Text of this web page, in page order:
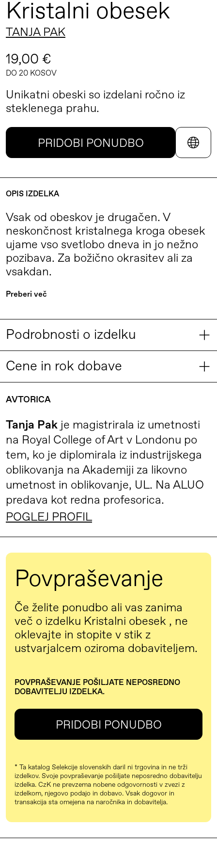
Kristalni obesek
TANJA PAK
19,00 €
DO 20 KOSOV
Unikatni obeski so izdelani ročno iz
steklenega prahu.
PRIDOBI PONUDBO
OPIS IZDELKA
Vsak od obeskov je drugačen. V
neskončnost kristalnega kroga obesek
ujame vso svetlobo dneva in jo nežno
pozibava. Za božično okrasitev ali za
vsakdan.
Za božično okrasitev ali za vsakdan.
ali tri ali visijo samostojno. Lahko so
dekoracija božičnega drevesa ali nam z
nežnimi odbleski svetlobe bogatijo in
lepšajo vsakdan. Lahko so podarjeni
kot posamezni objekti ali v
»bonboniernih« ročno izdelanih
številu po želji naročnika, vsak posebej
zavit v svilen papir. Ob krogih je na voljo
tudi variacija drugih oblik, tudi kapljic,
ali izdelava po želji naročnika pri
naročilu nad 120 kosov.
Preberi več
Podrobnosti o izdelku
DIMENZIJE
Premer obeska: med 65 mm in 100 mm
13–30 g
MATERIALI
MATERIAL
Kristalno steklo
POREKLO MATERIALOV
Nemčija
BARVE IN VARIACIJE
BARVE
RAZLIČICE IZDELKA
Obroč
Kapljica
Vsak izdelek je unikat, zato so velikosti
Da
RAZLIČNA PAKIRANJA
Cene in rok dobave
KOLIČINA/KOS
do 20 19,00 € 10 dni
do 50 19,00 € 10 dni
do 100 19,00 € 21 dni
do 200 19,00 € 30 dni
do 300 19,00 € 45 dni
naročnikom.
* O načinu dostave se dogovorite z ustvarjalcem.
SKLADIŠČENJE
Možnost skladiščenja pri avtorju:
1000 kosov
MOŽNOSTI PREVZEMA
Z avtomobilom, Z letalom v prijavljeni
prtljagi, Z letalom v ročni prtljagi,
Izdelek z oznako pazljivo ravnanje
AVTORICA
Tanja Pak je magistrirala iz umetnosti
na Royal College of Art v Londonu po
tem, ko je diplomirala iz industrijskega
oblikovanja na Akademiji za likovno
umetnost in oblikovanje, UL. Na ALUO
predava kot redna profesorica.
POGLEJ PROFIL
Povpraševanje
Če želite ponudbo ali vas zanima
več o izdelku Kristalni obesek , ne
oklevajte in stopite v stik z
ustvarjalcem oziroma dobaviteljem.
POVPRAŠEVANJE POŠILJATE NEPOSREDNO
DOBAVITELJU IZDELKA.
PRIDOBI PONUDBO
* Ta katalog Selekcije slovenskih daril ni trgovina in ne trži
izdelkov. Svoje povpraševanje pošiljate neposredno dobavitelju
izdelka. CzK ne prevzema nobene odgovornosti v zvezi z
izdelkom, njegovo podajo in dobavo. Vsak dogovor in
transakcija sta omejena na naročnika in dobavitelja.